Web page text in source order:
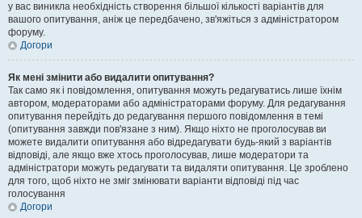
у вас виникла необхідність створення більшої кількості варіантів для
вашого опитування, аніж це передбачено, зв'яжіться з адміністратором
форуму.
Догори
Як мені змінити або видалити опитування?
Так само як і повідомлення, опитування можуть редагуватись лише їхнім
автором, модераторами або адміністраторами форуму. Для редагування
опитування перейдіть до редагування першого повідомлення в темі
(опитування завжди пов'язане з ним). Якщо ніхто не проголосував ви
можете видалити опитування або відредагувати будь-який з варіантів
відповіді, але якщо вже хтось проголосував, лише модератори та
адміністратори можуть редагувати та видаляти опитування. Це зроблено
для того, щоб ніхто не зміг змінювати варіанти відповіді під час
голосування
Догори